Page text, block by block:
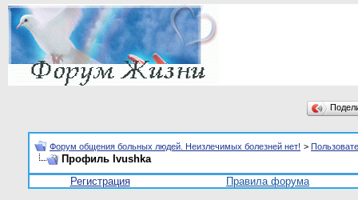
Форум общения больных людей. Неизлечимых болезней нет! >
Профиль Ivushka
Регистрация
Правила форума